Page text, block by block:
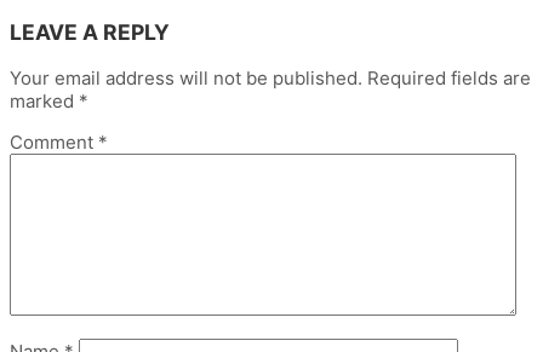
LEAVE A REPLY
Your email address will not be published. Required fields are
marked *
Comment *